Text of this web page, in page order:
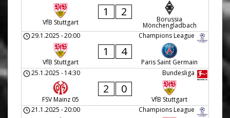
VfB Stuttgart
1 2
Borussia
Mönchengladbach
Champions League
29.1.2025 -20:00
VfB Stuttgart
1 4
Paris Saint Germain
Bundesliga
25.1.2025 -14:30
FSV Mainz 05
2 0
VfB Stuttgart
Champions League
21.1.2025 -20:00